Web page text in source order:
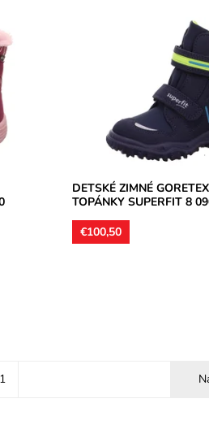
Nepremokavá membrána
zvršok syntetika, vnútorné
zateplené polyesterom.
vhodná pre užšie...
Skladom
Superfit
Záruka:
2 roky
DETSKÉ ZIMNÉ
TOPÁNKY SUPERFIT 8
€100,50